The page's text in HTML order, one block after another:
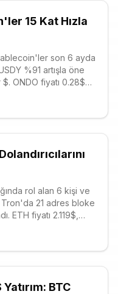
15 Kat Hızla
son 6 ayda
%91 artışla öne
ONDO fiyatı 0.28$
rol alan 6 kişi ve
Tron'da 21 adres bloke
ETH fiyatı 2.119$,
BTC